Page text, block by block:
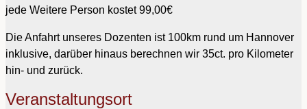
jede Weitere Person kostet 99,00€
Die Anfahrt unseres Dozenten ist 100km rund um Hannover
inklusive, darüber hinaus berechnen wir 35ct. pro Kilometer
hin- und zurück.
Veranstaltungsort